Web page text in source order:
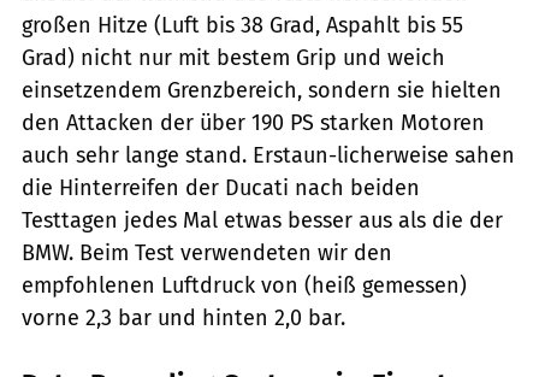
großen Hitze (Luft bis 38 Grad, Aspahlt bis 55
Grad) nicht nur mit bestem Grip und weich
einsetzendem Grenzbereich, sondern sie hielten
den Attacken der über 190 PS starken Motoren
auch sehr lange stand. Erstaun-licherweise sahen
die Hinterreifen der Ducati nach beiden
Testtagen jedes Mal etwas besser aus als die der
BMW. Beim Test verwendeten wir den
empfohlenen Luftdruck von (heiß gemessen)
vorne 2,3 bar und hinten 2,0 bar.